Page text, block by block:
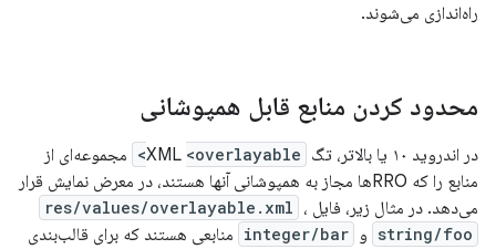
راه‌اندازی می‌شوند.
محدود کردن منابع قابل همپوشانی
در اندروید ۱۰ یا بالاتر، تگ XML <overlayable>
مجموعه‌ای از
منابع را که RROها مجاز به همپوشانی آنها هستند، در معرض نمایش قرار
می‌دهد. در مثال زیر، فایل
res/values/overlayable.xml ،
string/foo و integer/bar منابعی هستند که برای قالب‌بندی